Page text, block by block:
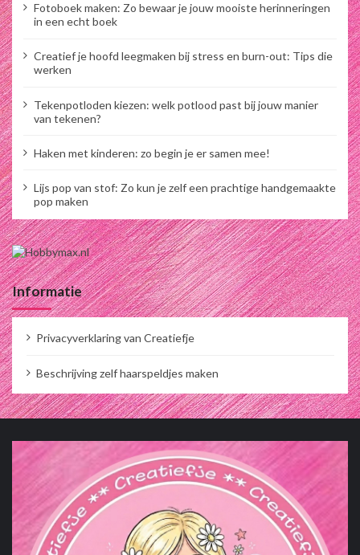
Fotoboek maken: Zo bewaar je jouw mooiste herinneringen
in een echt boek
Creatief je hoofd leegmaken bij stress en burn-out: Tips die
werken
Tekenpotloden kiezen: welk potlood past bij jouw manier
van tekenen?
Haken met kinderen: zo begin je er samen mee!
Lijs pop van stof: Zo kun je zelf een prachtige handgemaakte
pop maken
Informatie
Privacyverklaring van Creatiefje
Beschrijving zelf haarspeldjes maken